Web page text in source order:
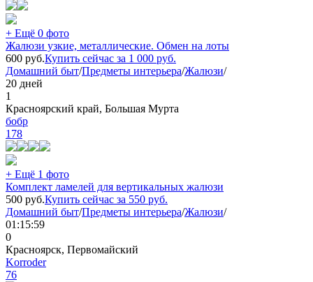
+ Ещё 0 фото
Жалюзи узкие, металлические. Обмен на лоты
600 руб.Купить сейчас за 1 000 руб.
Домашний быт/Предметы интерьера/Жалюзи/
20 дней
1
Красноярский край, Большая Мурта
бобр
178
+ Ещё 1 фото
Комплект ламелей для вертикальных жалюзи
500 руб.Купить сейчас за 550 руб.
Домашний быт/Предметы интерьера/Жалюзи/
01:15:59
0
Красноярск, Первомайский
Korroder
76